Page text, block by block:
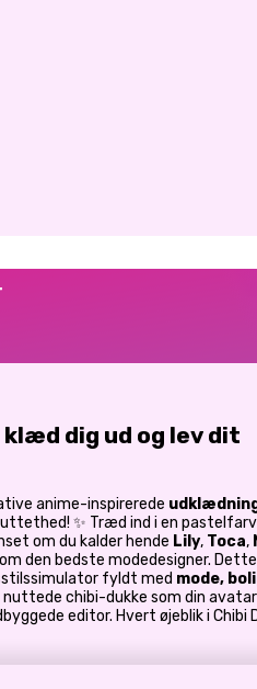
klæd dig ud og lev dit
anime-inspirerede
✨ Træd ind i en
om du kalder hende Lily, Toca,
den bedste modedesigner.
fyldt med mode,
nuttede chibi-dukke som din
editor. Hvert øjeblik i Chibi